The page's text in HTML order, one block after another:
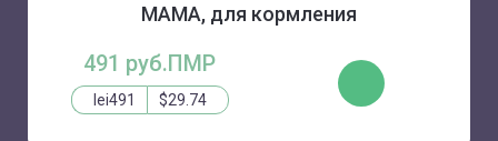
МАМА, для кормления
491 руб.ПМР
lei491 $29.74
КУПИТЬ